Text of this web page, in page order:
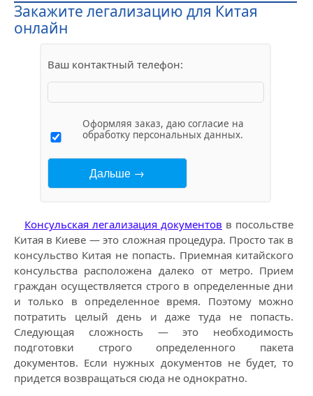
Закажите легализацию для Китая
онлайн
Ваш контактный телефон:
Оформляя заказ, даю согласие на
обработку персональных данных.
Консульская легализация документов в посольстве
Китая в Киеве — это сложная процедура. Просто так в
консульство Китая не попасть. Приемная китайского
консульства расположена далеко от метро. Прием
граждан осуществляется строго в определенные дни
и только в определенное время. Поэтому можно
потратить целый день и даже туда не попасть.
Следующая сложность — это необходимость
подготовки строго определенного пакета
документов. Если нужных документов не будет, то
придется возвращаться сюда не однократно.